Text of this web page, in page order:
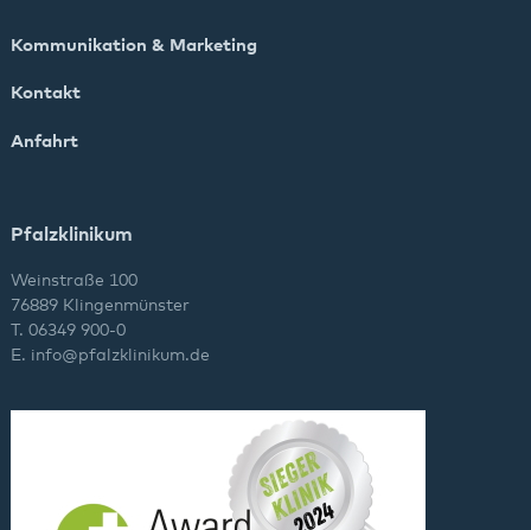
Kommunikation & Marketing
Kontakt
Anfahrt
Pfalzklinikum
Weinstraße 100
76889 Klingenmünster
T. 06349 900-0
E. info@pfalzklinikum.de